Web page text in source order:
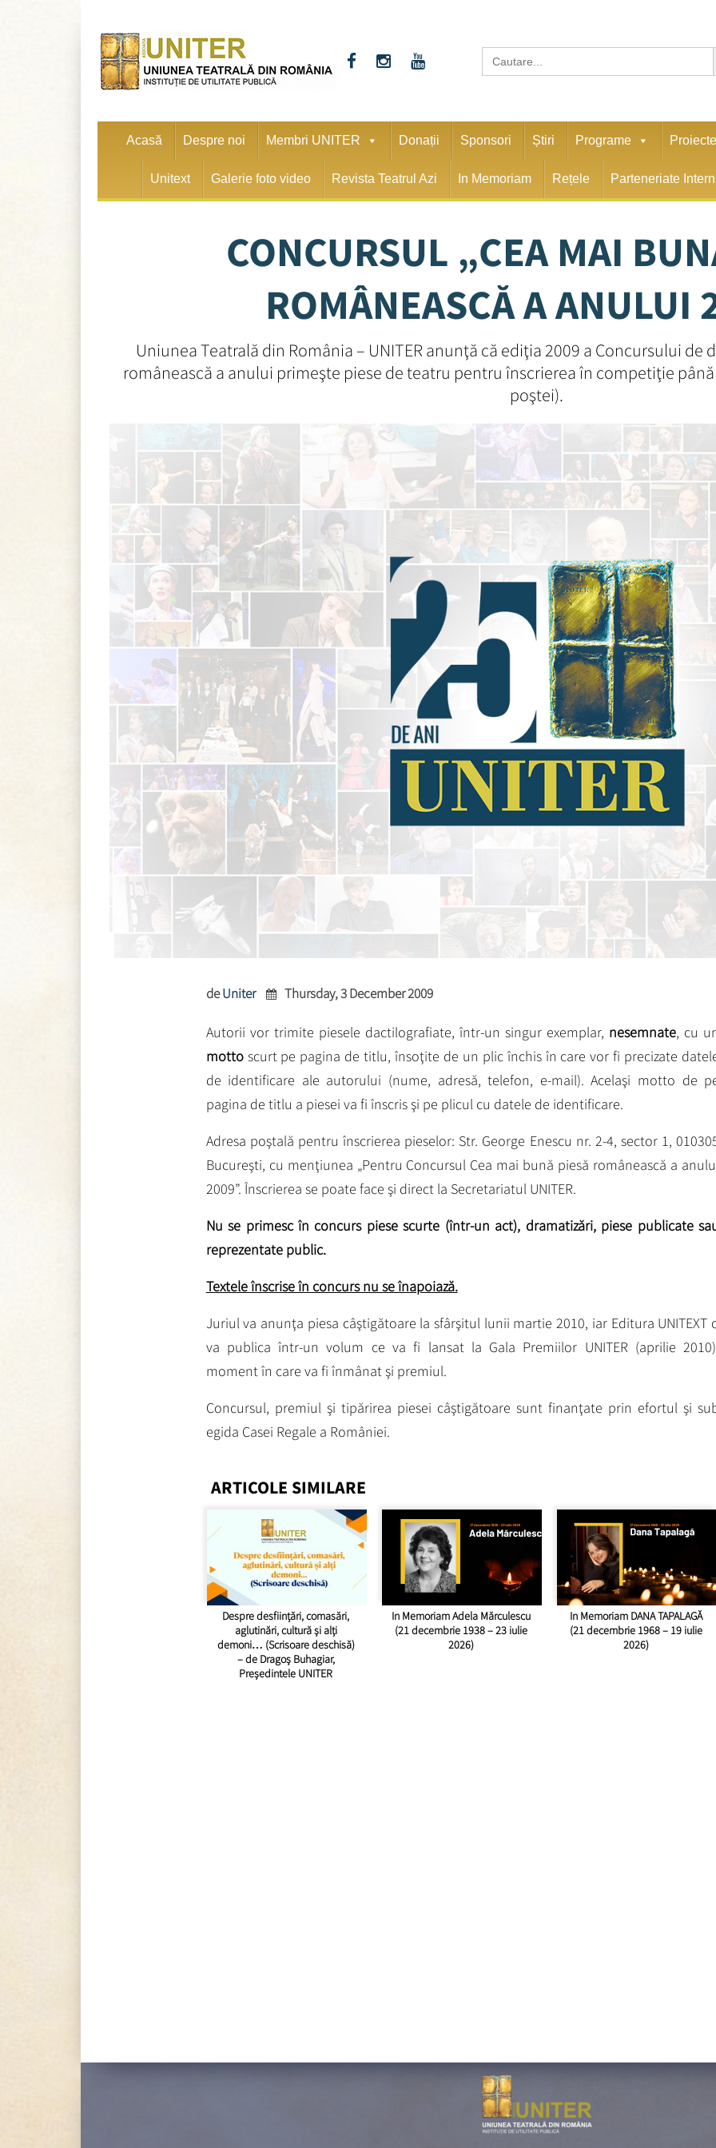
Search
for:
Acasă Despre noi Membri UNITER Donații Sponsori Știri Programe
Unitext Galerie foto video Revista Teatrul Azi In Memoriam Rețele Parteneriate
CONCURSUL „CEA MAI
ROMÂNEASCĂ A ANULUI
Uniunea Teatrală din România – UNITER anunţă că ediţia 2009 a Concursului de
românească a anului primeşte piese de teatru pentru înscrierea în competiţie
poştei).
deUniter Thursday, 3 December 2009
Autorii vor trimite piesele dactilografiate, într-un singur exemplar, nesemnate, cu
mottoscurt pe pagina de titlu, însoţite de un plic închis în care vor fi precizate
de identificare ale autorului (nume, adresă, telefon, e-mail). Acelaşi motto de
pagina de titlu a piesei va fi înscris şi pe plicul cu datele de identificare.
Adresa poştală pentru înscrierea pieselor: Str. George Enescu nr. 2-4, sector 1,
Bucureşti, cu menţiunea „Pentru Concursul Cea mai bună piesă românească a
2009”. Înscrierea se poate face şi direct la Secretariatul UNITER.
Nu se primesc în concurs piese scurte (într-un act), dramatizări, piese publicate
reprezentate public.
Textele înscrise în concurs nu se înapoiază.
Juriul va anunţa piesa câştigătoare la sfârşitul lunii martie 2010, iar Editura UNITEXT
va publica într-un volum ce va fi lansat la Gala Premiilor UNITER (aprilie
moment în care va fi înmânat şi premiul.
Concursul, premiul şi tipărirea piesei câştigătoare sunt finanţate prin efortul şi
egida Casei Regale a României.
ARTICOLE SIMILARE
Despre desființări, comasări,
aglutinări, cultură și alți
demoni… (Scrisoare deschisă)
– de Dragoș Buhagiar,
Președintele UNITER
In Memoriam Adela Mărculescu
(21 decembrie 1938 – 23 iulie
2026)
In Memoriam DANA TAPALAGĂ
(21 decembrie 1968 – 19 iulie
2026)